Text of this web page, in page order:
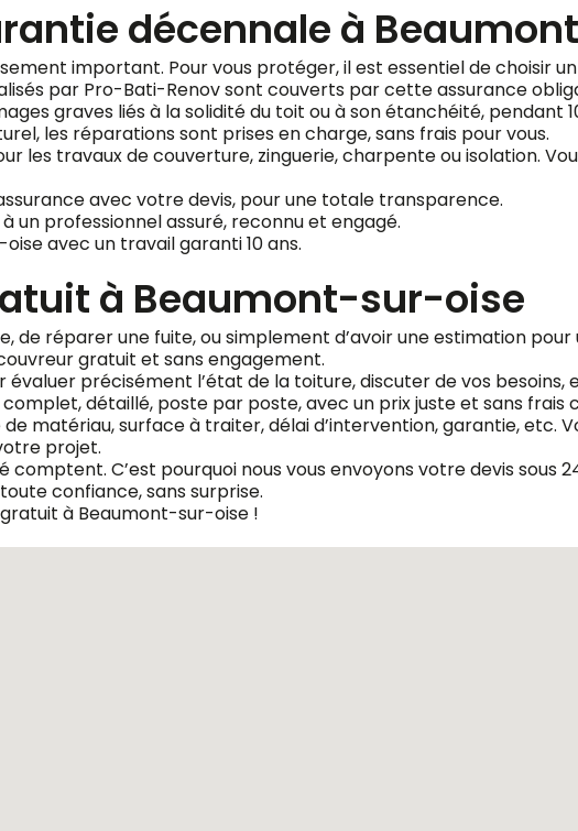
décennale à
important. Pour vous protéger, il est essentiel de choisir
par Pro-Bati-Renov sont couverts par cette assurance
graves liés à la solidité du toit ou à son étanchéité, pendant
les réparations sont prises en charge, sans frais pour vous.
les travaux de couverture, zinguerie, charpente ou isolation.
avec votre devis, pour une totale transparence.
un professionnel assuré, reconnu et engagé.
avec un travail garanti 10 ans.
à Beaumont-sur-oise
de réparer une fuite, ou simplement d’avoir une estimation
gratuit et sans engagement.
évaluer précisément l’état de la toiture, discuter de vos
détaillé, poste par poste, avec un prix juste et sans frais
matériau, surface à traiter, délai d’intervention, garantie, etc.
projet.
C’est pourquoi nous vous envoyons votre devis sous
confiance, sans surprise.
à Beaumont-sur-oise !